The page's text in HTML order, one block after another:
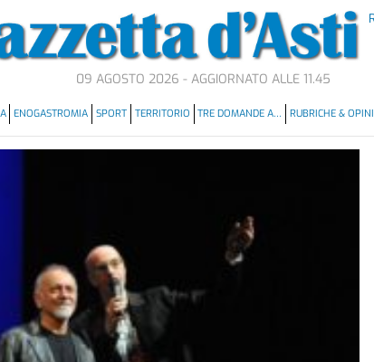
09 AGOSTO 2026 - AGGIORNATO ALLE 11.45
ENOGASTROMIA SPORT TERRITORIO TRE DOMANDE A… RUBRICHE &